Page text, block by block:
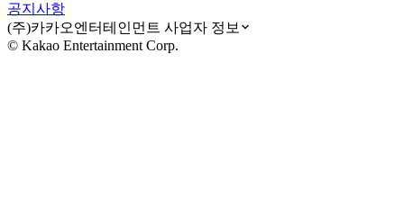
공지사항
(주)카카오엔터테인먼트 사업자 정보
© Kakao Entertainment Corp.